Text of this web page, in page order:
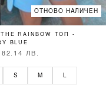
ОТНОВО НАЛИЧЕН
THE RAINBOW ТОП -
BLUE
ЛВ.
S M